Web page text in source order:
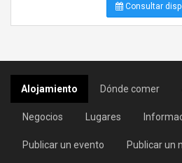
Consultar
Alojamiento Dónde comer
Negocios Lugares
Publicar un evento Publicar un